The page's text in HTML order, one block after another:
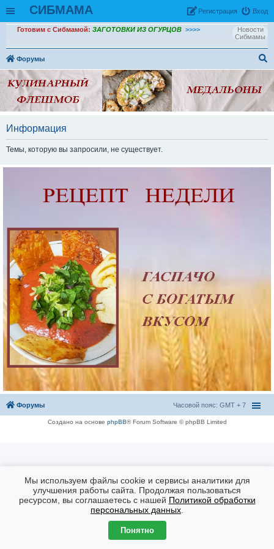
СИБМАМА Вход
Рeгиcтpaция
Новости
Сибмамы
Готовим с Сибмамой: ЗАГОТОВКИ ИЗ ОГУРЦОВ >>>>
Форумы
ск
Информация
Темы, которую вы запросили, не существует.
Форумы Часовой пояс: GMT + 7
Создано на основе phpBB® Forum Software © phpBB Limited
Мы используем файлы cookie и сервисы аналитики для
улучшения работы сайта. Продолжая пользоваться
ресурсом, вы соглашаетесь с нашей Политикой обработки
персональных данных
Понятно